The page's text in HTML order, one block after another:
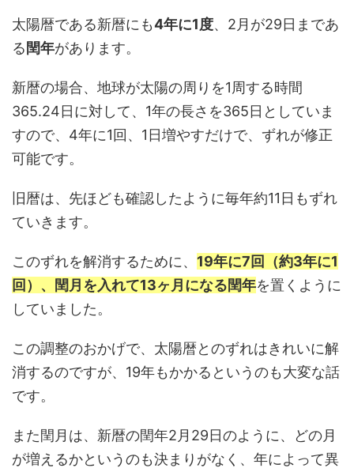
太陽暦である新暦にも4年に1度、2月が29日まであ
る 閏年があります。
新暦の場合、地球が太陽の周りを1周する時間
365.24日に対して、1年の長さを365日としていま
すので、4年に1回、1日増やすだけで、ずれが修正
可能です。
旧暦は、先ほども確認したように毎年約11日もずれ
ていきます。
このずれを解消するために、 19年に7回（約3年に1
回）、閏月を入れて13ヶ月になる閏年を置くように
していました。
この調整のおかげで、太陽暦とのずれはきれいに解
消するのですが、19年もかかるというのも大変な話
です。
また閏月は、新暦の閏年2月29日のように、どの月
が増えるかというのも決まりがなく、年によって異